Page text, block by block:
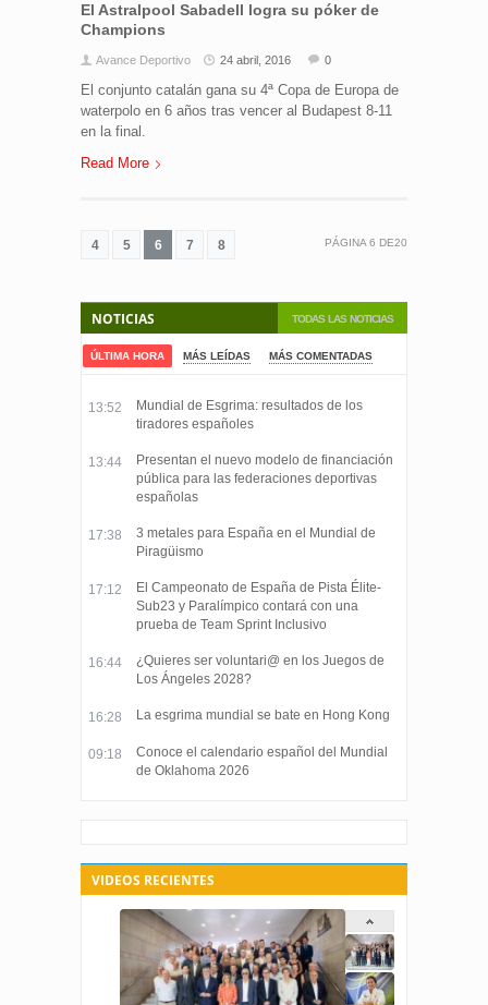
El Astralpool Sabadell logra su póker de
Champions
Avance Deportivo 24 abril, 2016 0
El conjunto catalán gana su 4ª Copa de Europa de
waterpolo en 6 años tras vencer al Budapest 8-11
en la final.
Read More
4 5 6 7 8 PÁGINA 6 DE20
TODAS LAS NOTICIAS
NOTICIAS
ÚLTIMA HORA MÁS LEÍDAS MÁS COMENTADAS
13:52
Mundial de Esgrima: resultados de los
tiradores españoles
13:44
Presentan el nuevo modelo de financiación
pública para las federaciones deportivas
españolas
17:38
3 metales para España en el Mundial de
Piragüismo
17:12
El Campeonato de España de Pista Élite-
Sub23 y Paralímpico contará con una
prueba de Team Sprint Inclusivo
16:44
¿Quieres ser voluntari@ en los Juegos de
Los Ángeles 2028?
16:28 La esgrima mundial se bate en Hong Kong
09:18
Conoce el calendario español del Mundial
de Oklahoma 2026
VIDEOS RECIENTES